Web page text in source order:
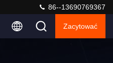
86--13690769367
Zacytować